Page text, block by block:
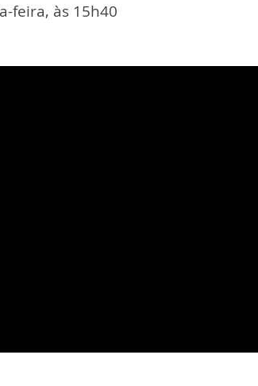
feira, às 15h40